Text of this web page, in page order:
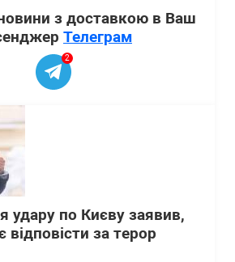
новини з доставкою в Ваш
Телеграм
2
удару по Києву заявив,
відповісти за терор